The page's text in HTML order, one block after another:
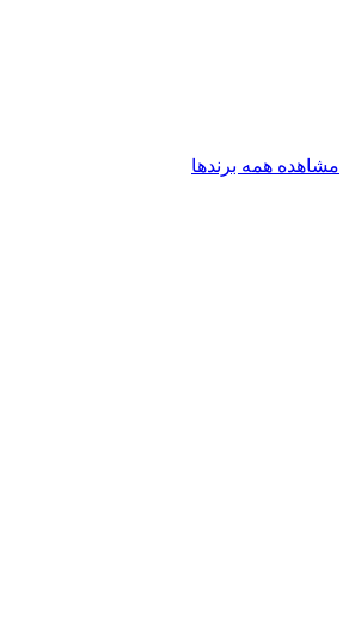
مشاهده همه برندها